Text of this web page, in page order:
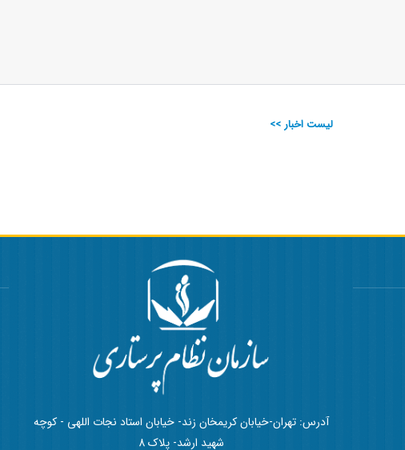
لیست اخبار >>
آدرس: تهران-خیابان کریمخان زند- خیابان استاد نجات اللهی - کوچه
شهید ارشد- پلاک 8